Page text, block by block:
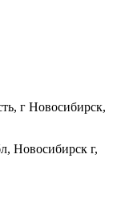
г Новосибирск,
Новосибирск г,